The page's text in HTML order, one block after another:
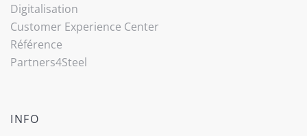
Digitalisation
Customer Experience Center
Référence
Partners4Steel
INFO